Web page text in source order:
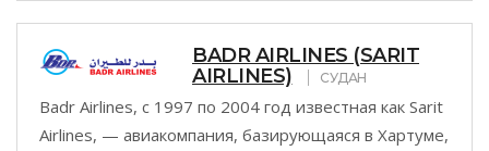
BADR AIRLINES (SARIT
AIRLINES)
СУДАН
Badr Airlines, с 1997 по 2004 год известная как Sarit
Airlines, — авиакомпания, базирующаяся в Хартуме,